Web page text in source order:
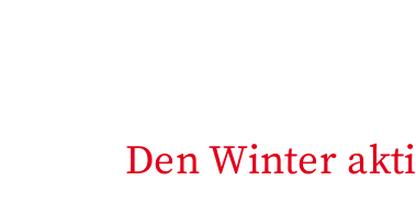
Den Winter